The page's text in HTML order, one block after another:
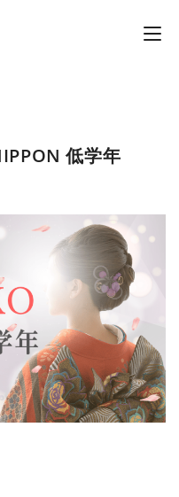
低学年